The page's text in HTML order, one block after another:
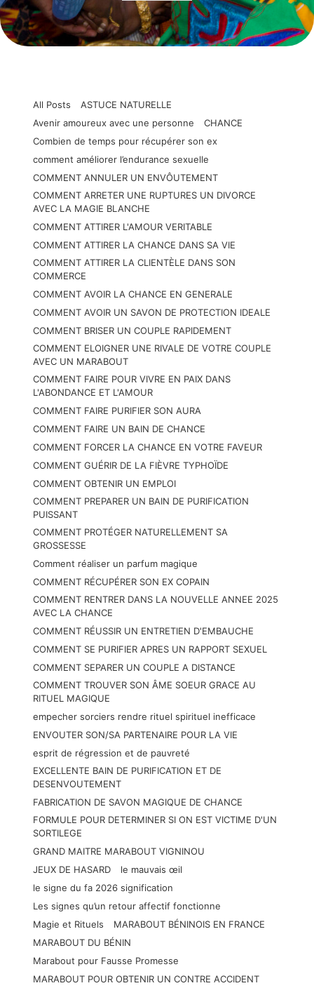
All Posts
ASTUCE NATURELLE
Avenir amoureux avec une personne
CHANCE
Combien de temps pour récupérer son ex
comment améliorer l’endurance sexuelle
COMMENT ANNULER UN ENVÔUTEMENT
COMMENT ARRETER UNE RUPTURES UN DIVORCE
AVEC LA MAGIE BLANCHE
COMMENT ATTIRER L'AMOUR VERITABLE
COMMENT ATTIRER LA CHANCE DANS SA VIE
COMMENT ATTIRER LA CLIENTÈLE DANS SON
COMMERCE
COMMENT AVOIR LA CHANCE EN GENERALE
COMMENT AVOIR UN SAVON DE PROTECTION IDEALE
COMMENT BRISER UN COUPLE RAPIDEMENT
COMMENT ELOIGNER UNE RIVALE DE VOTRE COUPLE
AVEC UN MARABOUT
COMMENT FAIRE POUR VIVRE EN PAIX DANS
L'ABONDANCE ET L'AMOUR
COMMENT FAIRE PURIFIER SON AURA
COMMENT FAIRE UN BAIN DE CHANCE
COMMENT FORCER LA CHANCE EN VOTRE FAVEUR
COMMENT GUÉRIR DE LA FIÈVRE TYPHOÏDE
COMMENT OBTENIR UN EMPLOI
COMMENT PREPARER UN BAIN DE PURIFICATION
PUISSANT
COMMENT PROTÉGER NATURELLEMENT SA
GROSSESSE
Comment réaliser un parfum magique
COMMENT RÉCUPÉRER SON EX COPAIN
COMMENT RENTRER DANS LA NOUVELLE ANNEE 2025
AVEC LA CHANCE
COMMENT RÉUSSIR UN ENTRETIEN D'EMBAUCHE
COMMENT SE PURIFIER APRES UN RAPPORT SEXUEL
COMMENT SEPARER UN COUPLE A DISTANCE
COMMENT TROUVER SON ÂME SOEUR GRACE AU
RITUEL MAGIQUE
empecher sorciers rendre rituel spirituel inefficace
ENVOUTER SON/SA PARTENAIRE POUR LA VIE
esprit de régression et de pauvreté
EXCELLENTE BAIN DE PURIFICATION ET DE
DESENVOUTEMENT
FABRICATION DE SAVON MAGIQUE DE CHANCE
FORMULE POUR DETERMINER SI ON EST VICTIME D'UN
SORTILEGE
GRAND MAITRE MARABOUT VIGNINOU
JEUX DE HASARD
le mauvais œil
le signe du fa 2026 signification
Les signes qu’un retour affectif fonctionne
Magie et Rituels
MARABOUT BÉNINOIS EN FRANCE
MARABOUT DU BÉNIN
Marabout pour Fausse Promesse
MARABOUT POUR OBTENIR UN CONTRE ACCIDENT